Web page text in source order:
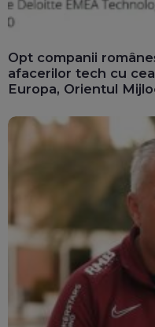
Opt companii
afacerilor tech cu
Europa, Orientul